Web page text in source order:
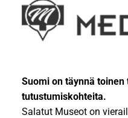
Suomi on täynnä
tutustumiskohteita.
Salatut Museot on